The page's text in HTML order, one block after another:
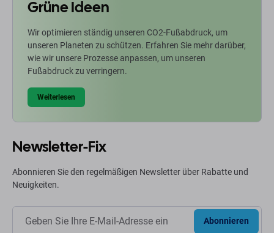
Grüne Ideen
Wir optimieren ständig unseren CO2-Fußabdruck, um
unseren Planeten zu schützen. Erfahren Sie mehr darüber,
wie wir unsere Prozesse anpassen, um unseren
Fußabdruck zu verringern.
Weiterlesen
Newsletter-Fix
Abonnieren Sie den regelmäßigen Newsletter über Rabatte und
Neuigkeiten.
Abonnieren